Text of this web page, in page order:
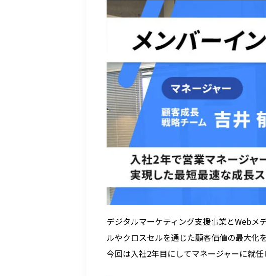
デジタルマーケティング支援事業とWebメ
ルやクロスセルを通じた顧客価値の最大化
今回は入社2年目にしてマネージャーに就